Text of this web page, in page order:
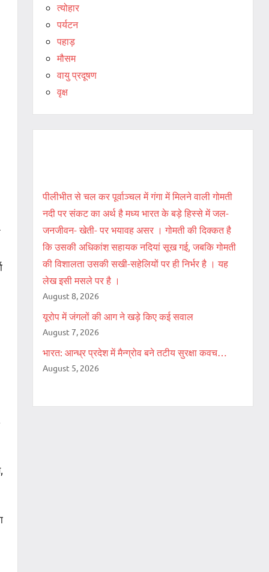
त्योहार
पर्यटन
पहाड़
मौसम
वायु प्रदूषण
वृक्ष
पीलीभीत से चल कर पूर्वाञ्चल में गंगा में मिलने वाली गोमती
नदी पर संकट का अर्थ है मध्य भारत के बड़े हिस्से में जल-
जनजीवन- खेती- पर भयावह असर । गोमती की दिक्कत है
कि उसकी अधिकांश सहायक नदियां सूख गई, जबकि गोमती
की विशालता उसकी सखी-सहेलियों पर ही निर्भर है । यह
लेख इसी मसले पर है ।
August 8, 2026
यूरोप में जंगलों की आग ने खड़े किए कई सवाल
August 7, 2026
भारत: आन्ध्र प्रदेश में मैन्ग्रोव बने तटीय सुरक्षा कवच…
August 5, 2026